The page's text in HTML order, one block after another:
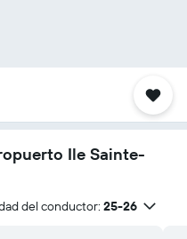
Ile Sainte-
del conductor: 25-26